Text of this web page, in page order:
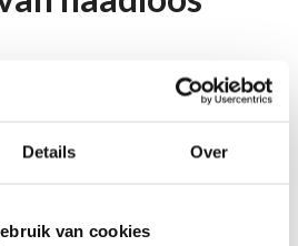
Details Over
van cookies
naadloos behang op een
uit één stuk
/ M1